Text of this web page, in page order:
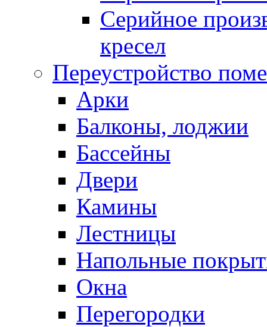
Серийное
кресел
Переустройство
Арки
Балконы, лоджии
Бассейны
Двери
Камины
Лестницы
Напольные
Окна
Перегородки